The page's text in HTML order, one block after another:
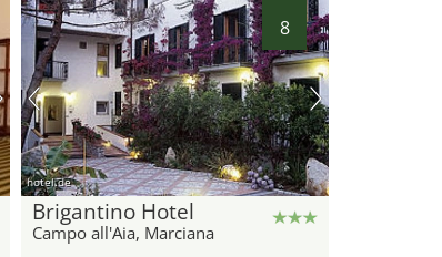
8
hotel.de
Brigantino Hotel
Campo all'Aia, Marciana